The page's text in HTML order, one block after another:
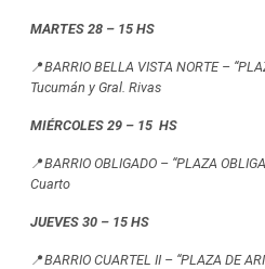
MARTES 28 – 15 HS
📍BARRIO BELLA VISTA NORTE –
Tucumán y Gral. Rivas
MIÉRCOLES 29 – 15 HS
📍BARRIO OBLIGADO – “PLAZA
Cuarto
JUEVES 30 – 15 HS
📍BARRIO CUARTEL II – “PLAZA DE